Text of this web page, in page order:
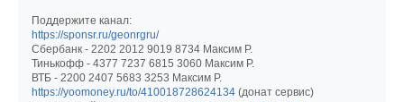
Поддержите канал:
https://sponsr.ru/geonrgru/
Сбербанк - 2202 2012 9019 8734 Максим Р.
Тинькофф - 4377 7237 6815 3060 Максим Р.
ВТБ - 2200 2407 5683 3253 Максим Р.
https://yoomoney.ru/to/410018728624134 (донат сервис)